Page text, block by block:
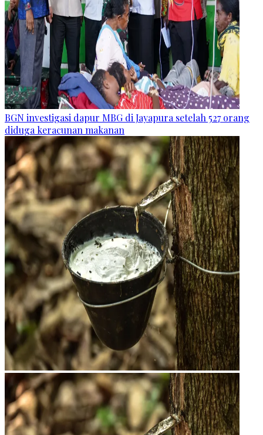
BGN investigasi dapur MBG di Jayapura setelah 527 orang
diduga keracunan makanan